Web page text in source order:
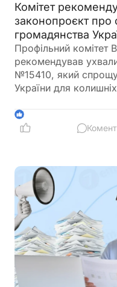
Комітет
законопроєкт
громадянства
Профільний комітет
рекомендував
№15410, який
України для
іспитів з української
Конституції для цієї
1